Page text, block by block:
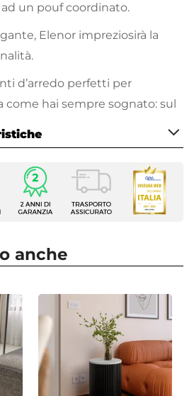
un pouf coordinato.
Elenor impreziosirà la
d’arredo perfetti per
come hai sempre sognato: sul
stili di arredamento e
anche